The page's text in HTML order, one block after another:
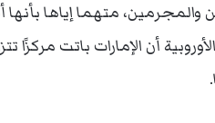
والمجرمين، متهما إياها
أن الإمارات باتت مركزًا